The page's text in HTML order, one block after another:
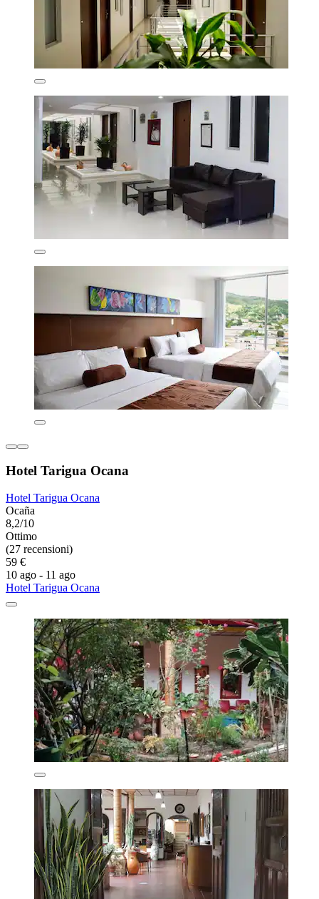
Hotel Tarigua Ocana
Hotel Tarigua Ocana
Ocaña
8,2/10
Ottimo
(27 recensioni)
59 €
10 ago - 11 ago
Hotel Tarigua Ocana